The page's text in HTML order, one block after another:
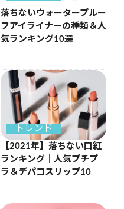
落ちないウォータープルー
フアイライナーの種類＆人
気ランキング10選
トレンド
【2021年】落ちない口紅
ランキング｜人気プチプ
ラ＆デパコスリップ10